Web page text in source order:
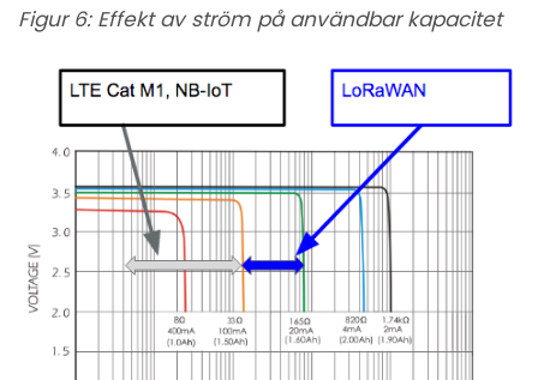
Figur 6: Effekt av ström på användbar kapacitet